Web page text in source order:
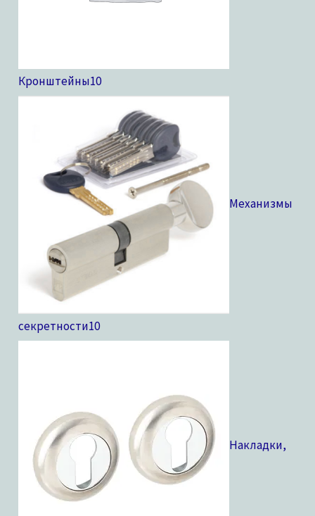
Кронштейны10
Механизмы
секретности10
Накладки,